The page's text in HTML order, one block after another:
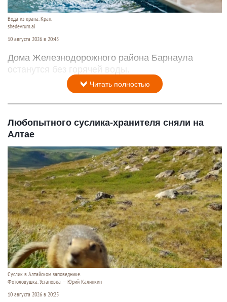
Вода из крана. Кран.
shedevrum.ai
10 августа 2026 в 20:45
Дома Железнодорожного района Барнаула
останутся без горячей воды.
Читать полностью
Любопытного суслика-хранителя сняли на
Алтае
Суслик в Алтайском заповеднике.
Фотоловушка. Установка — Юрий Калинкин
10 августа 2026 в 20:25